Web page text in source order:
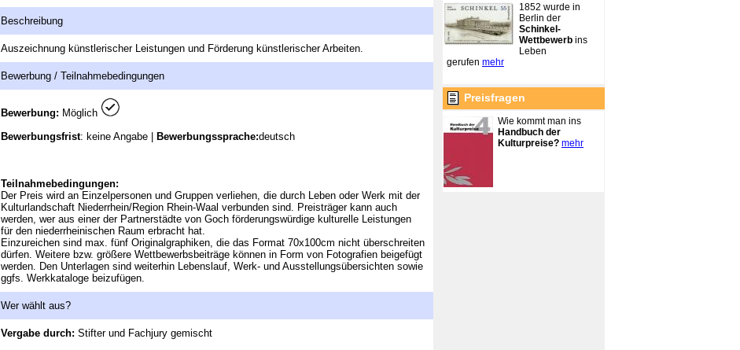
Beschreibung
Auszeichnung künstlerischer Leistungen und Förderung künstlerischer Arbeiten.
Bewerbung / Teilnahmebedingungen
Bewerbung: Möglich
Bewerbungsfrist: keine Angabe | Bewerbungssprache:deutsch
Teilnahmebedingungen:
Der Preis wird an Einzelpersonen und Gruppen verliehen, die durch Leben oder Werk mit der
Kulturlandschaft Niederrhein/Region Rhein-Waal verbunden sind. Preisträger kann auch
werden, wer aus einer der Partnerstädte von Goch förderungswürdige kulturelle Leistungen
für den niederrheinischen Raum erbracht hat.
Einzureichen sind max. fünf Originalgraphiken, die das Format 70x100cm nicht überschreiten
dürfen. Weitere bzw. größere Wettbewerbsbeiträge können in Form von Fotografien beigefügt
werden. Den Unterlagen sind weiterhin Lebenslauf, Werk- und Ausstellungsübersichten sowie
ggfs. Werkkataloge beizufügen.
Wer wählt aus?
Vergabe durch: Stifter und Fachjury gemischt
1852 wurde in
Berlin der
Schinkel-
Wettbewerb ins
Leben
gerufen mehr
Preisfragen
Wie kommt man ins
Handbuch der
Kulturpreise? mehr